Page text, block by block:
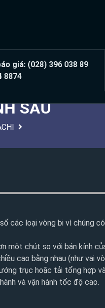
giá: (028) 396 038 89
8874
SÂU
các loại vòng bi vì chúng
một chút so với bán kính
cao bằng nhau (như vai
trục hoặc tải tổng hợp
và vận hành tốc độ cao.